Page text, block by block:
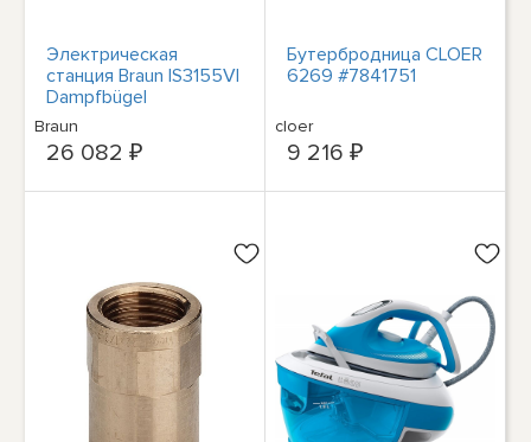
Электрическая
станция Braun IS3155VI
Dampfbügel
Braun
26 082 ₽
Бутербродница CLOER
6269 #7841751
cloer
9 216 ₽